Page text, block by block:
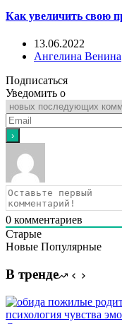
Как увеличить свою
13.06.2022
Ангелина Венина
Подписаться
Уведомить о
0 комментариев
Старые
Новые Популярные
В тренде